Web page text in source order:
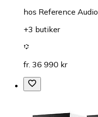
hos Reference Audio
+3 butiker
fr. 36 990 kr